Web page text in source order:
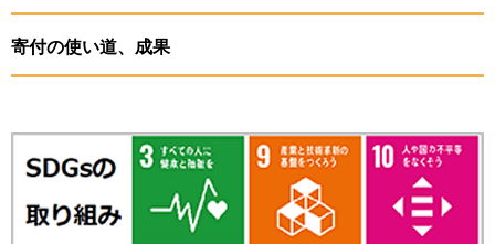
寄付の使い道、成果